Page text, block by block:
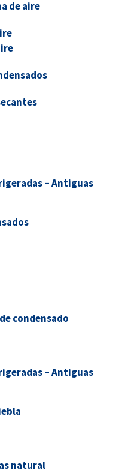
de aire
– Antiguas
condensado
– Antiguas
natural